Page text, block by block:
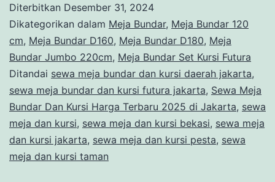
Dan
Kursi
Harga
Terbaru
2025
di
Jakarta
Diterbitkan Desember 31, 2024
Dikategorikan dalam Meja Bundar, Meja Bundar 120
cm, Meja Bundar D160, Meja Bundar D180, Meja
Bundar Jumbo 220cm, Meja Bundar Set Kursi Futura
Ditandai sewa meja bundar dan kursi daerah jakarta,
sewa meja bundar dan kursi futura jakarta, Sewa Meja
Bundar Dan Kursi Harga Terbaru 2025 di Jakarta, sewa
meja dan kursi, sewa meja dan kursi bekasi, sewa meja
dan kursi jakarta, sewa meja dan kursi pesta, sewa
meja dan kursi taman